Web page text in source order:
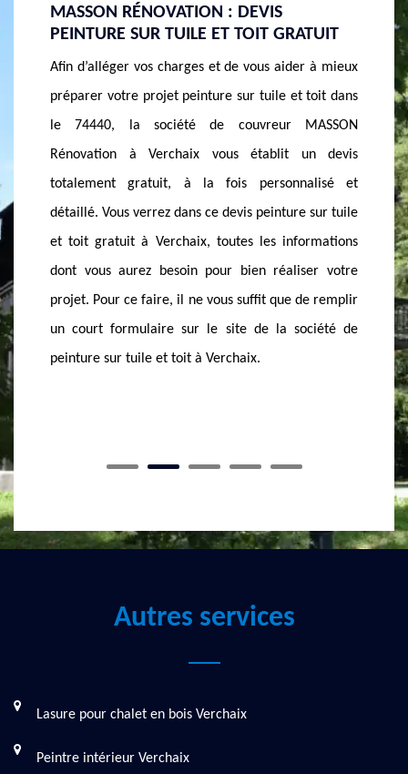
et
tuile
de
PEINTURE SUR TUILE ET TOIT PAS CHÈRE
À VERCHAIX
La société de couvreur MASSON Rénovation sise à
Verchaix est le professionnel qui vous garantit un
niveau élevé de qualité de service à tarif tout à fait
abordable en matière de peinture sur toit et tuile
dans le 74440. Par rapport aux économies que vous
pourrez effectuer, le tarif d’intervention chez la
société de peinture sur tuile et toit à Verchaix est
compétitif, il a été défini pour convenir à votre
capacité financière. La société de peinture sur tuile
et toit à Verchaix vous promet un tarif raisonnable,
défiant toute concurrence.
de
pour
sur
à
des
sur-
Autres services
Lasure pour chalet en bois Verchaix
Peintre intérieur Verchaix